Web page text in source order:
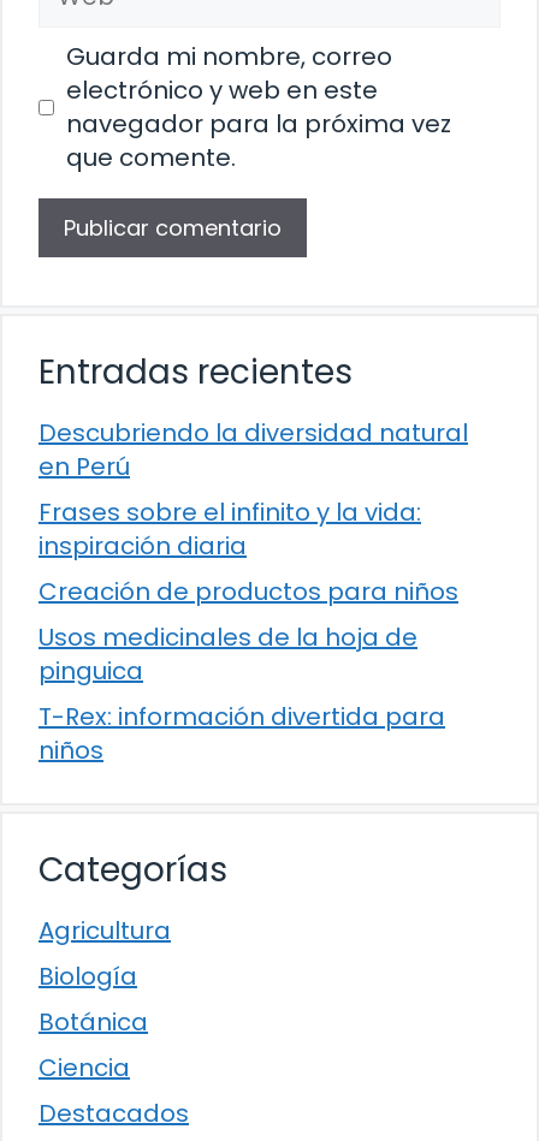
Guarda mi nombre, correo
electrónico y web en este
navegador para la próxima vez
que comente.
Entradas recientes
Descubriendo la diversidad natural
en Perú
Frases sobre el infinito y la vida:
inspiración diaria
Creación de productos para niños
Usos medicinales de la hoja de
pinguica
T-Rex: información divertida para
niños
Categorías
Agricultura
Biología
Botánica
Ciencia
Destacados